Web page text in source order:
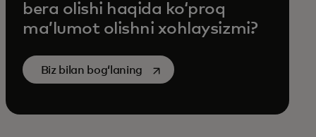
bera olishi haqida ko‘proq
ma’lumot olishni xohlaysizmi?
Biz bilan bogʻlaning opens in a new tab